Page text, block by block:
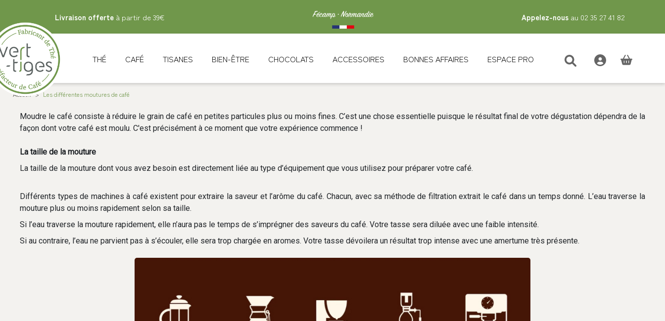
Livraison offerteà partir de 39€ Appelez-nous au 02 35 27 41 82
THÉ CAFÉ TISANES BIEN-ÊTRE CHOCOLATS ACCESSOIRES BONNES AFFAIRES ESPACE PRO
Accueil > Les différentes moutures de café
Moudre le café consiste à réduire le grain de café en petites particules plus ou moins fines. C’est une chose essentielle puisque le résultat final de votre dégustation dépendra de la
façon dont votre café est moulu. C'est précisément à ce moment que votre expérience commence !
La taille de la mouture
La taille de la mouture dont vous avez besoin est directement liée au type d’équipement que vous utilisez pour préparer votre café.
Différents types de machines à café existent pour extraire la saveur et l’arôme du café. Chacun, avec sa méthode de filtration extrait le café dans un temps donné. L’eau traverse la
mouture plus ou moins rapidement selon sa taille.
Si l’eau traverse la mouture rapidement, elle n’aura pas le temps de s’imprégner des saveurs du café. Votre tasse sera diluée avec une faible intensité.
Si au contraire, l’eau ne parvient pas à s’écouler, elle sera trop chargée en aromes. Votre tasse dévoilera un résultat trop intense avec une amertume très présente.